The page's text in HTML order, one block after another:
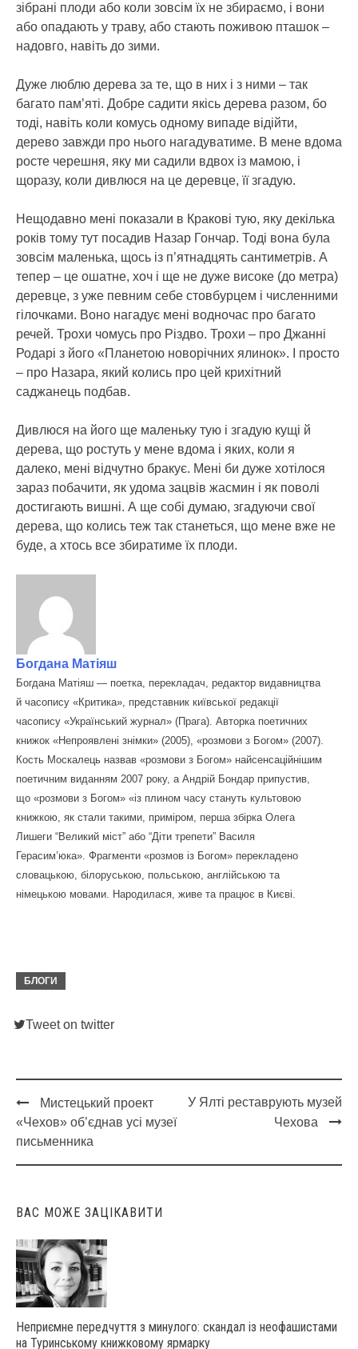
зібрані плоди або коли зовсім їх не збираємо, і вони
або опадають у траву, або стають поживою пташок –
надовго, навіть до зими.
Дуже люблю дерева за те, що в них і з ними – так
багато пам’яті. Добре садити якісь дерева разом, бо
тоді, навіть коли комусь одному випаде відійти,
дерево завжди про нього нагадуватиме. В мене вдома
росте черешня, яку ми садили вдвох із мамою, і
щоразу, коли дивлюся на це деревце, її згадую.
Нещодавно мені показали в Кракові тую, яку декілька
років тому тут посадив Назар Гончар. Тоді вона була
зовсім маленька, щось із п’ятнадцять сантиметрів. А
тепер – це ошатне, хоч і ще не дуже високе (до метра)
деревце, з уже певним себе стовбурцем і численними
гілочками. Воно нагадує мені водночас про багато
речей. Трохи чомусь про Різдво. Трохи – про Джанні
Родарі з його «Планетою новорічних ялинок». І просто
– про Назара, який колись про цей крихітний
саджанець подбав.
Дивлюся на його ще маленьку тую і згадую кущі й
дерева, що ростуть у мене вдома і яких, коли я
далеко, мені відчутно бракує. Мені би дуже хотілося
зараз побачити, як удома зацвів жасмин і як поволі
достигають вишні. А ще собі думаю, згадуючи свої
дерева, що колись теж так станеться, що мене вже не
буде, а хтось все збиратиме їх плоди.
Богдана Матіяш
Богдана Матіяш — поетка, перекладач, редактор видавництва
й часопису «Критика», представник київської редакції
часопису «Український журнал» (Прага). Авторка поетичних
книжок «Непроявлені знімки» (2005), «розмови з Богом» (2007).
Кость Москалець назвав «розмови з Богом» найсенсаційнішим
поетичним виданням 2007 року, а Андрій Бондар припустив,
що «розмови з Богом» «із плином часу стануть культовою
книжкою, як стали такими, приміром, перша збірка Олега
Лишеги “Великий міст” або “Діти трепети” Василя
Герасим’юка». Фрагменти «розмов із Богом» перекладено
словацькою, білоруською, польською, англійською та
німецькою мовами. Народилася, живе та працює в Києві.
БЛОГИ
Tweet on twitter
Post
navigation
Мистецький проект
«Чехов» об’єднав усі музеї
письменника
У Ялті реставрують музей
Чехова
ВАС МОЖЕ ЗАЦІКАВИТИ
Неприємне передчуття з минулого: скандал із неофашистами
на Туринському книжковому ярмарку